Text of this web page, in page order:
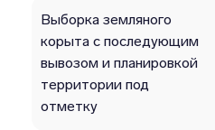
Выборка земляного
корыта с последующим
вывозом и планировкой
территории под
отметку